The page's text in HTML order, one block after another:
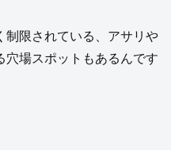
制限されている、アサリや
穴場スポットもあるんです